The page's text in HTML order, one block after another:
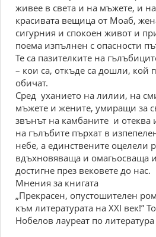
живее в света и на мъжете, и
красивата вещица от Моаб,
сигурния и спокоен живот и
поема изпълнен с опасности
Те са пазителките на
– кои са, откъде са дошли, кой
обичат.
Сред уханието на лилии, на
мъжете и жените, умиращи за
звънът на камбаните и отеква
на гълъбите пърхат в
небе, а единствените оцелели
вдъхновяваща и омагьосваща
достигне през вековете до нас.
Мнения за книгата
„Прекрасен, опустошителен
към литературата на XXI век!”
Нобелов лауреат по литература